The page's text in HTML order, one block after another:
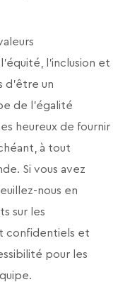
l’inclusion et
d’être un
de l’égalité
heureux de fournir
à tout
Si vous avez
nous en
sur les
confidentiels et
pour les